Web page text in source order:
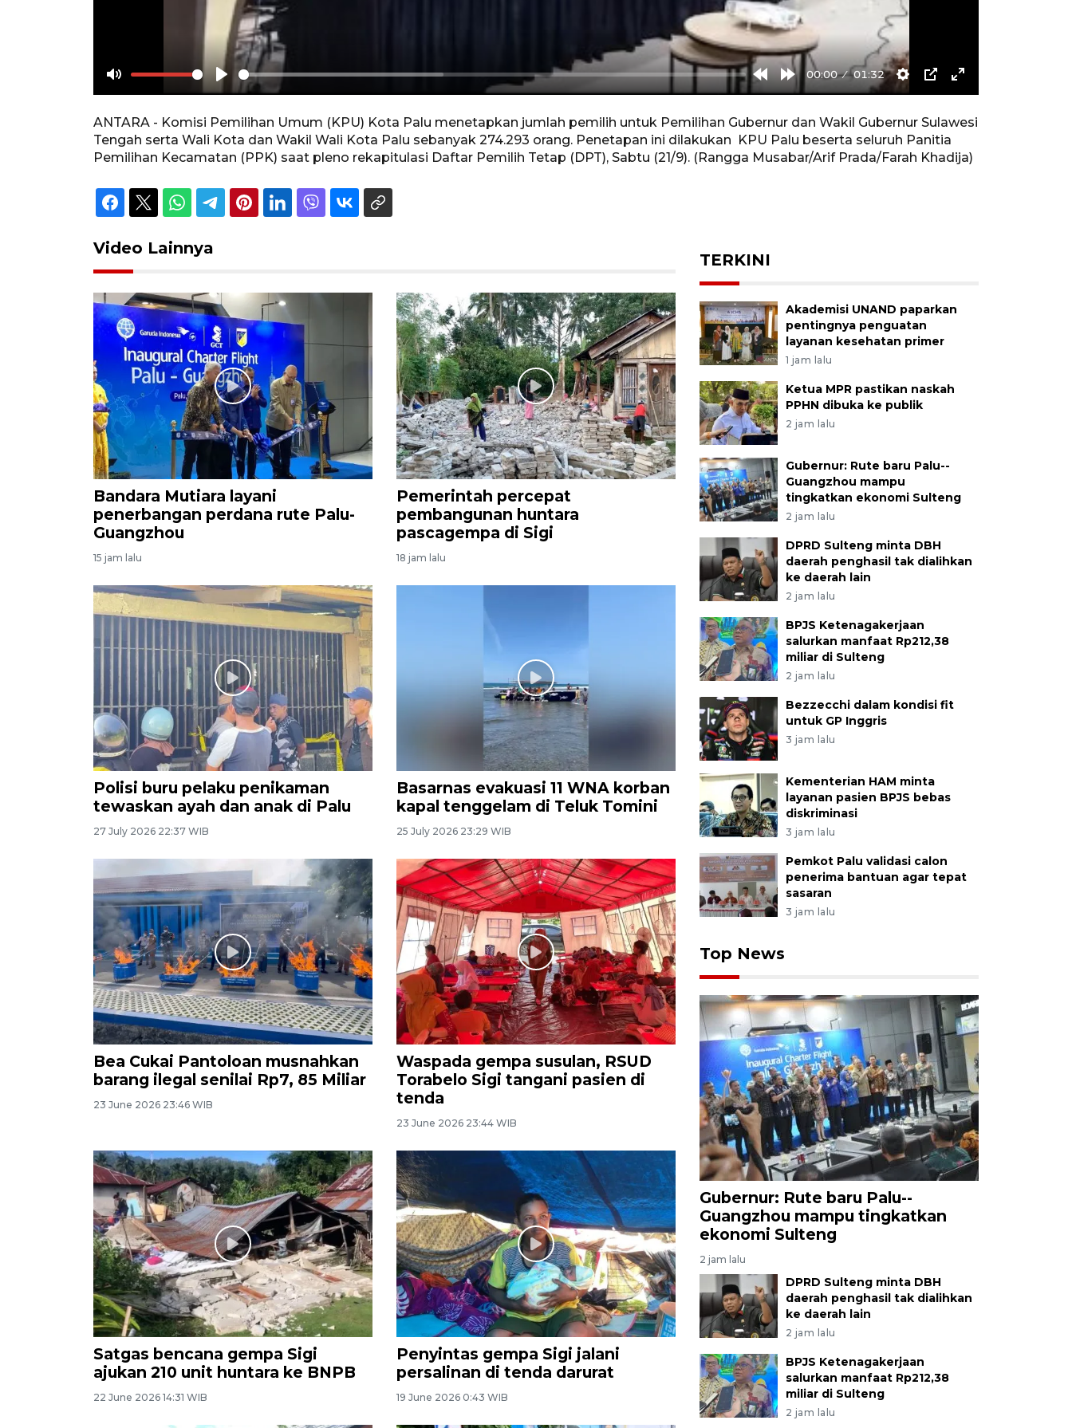
Mute Play
RewindForward
10s
00:00 01:32
Settings
PIP Enter
fullscreen
ANTARA - Komisi Pemilihan Umum (KPU) Kota Palu menetapkan jumlah pemilih untuk Pemilihan Gubernur dan Wakil Gubernur Sulawesi
Tengah serta Wali Kota dan Wakil Wali Kota Palu sebanyak 274.293 orang. Penetapan ini dilakukan KPU Palu beserta seluruh Panitia
Pemilihan Kecamatan (PPK) saat pleno rekapitulasi Daftar Pemilih Tetap (DPT), Sabtu (21/9). (Rangga Musabar/Arif Prada/Farah Khadija)
Video Lainnya
Bandara Mutiara layani
penerbangan perdana rute Palu-
Guangzhou
15 jam lalu
Pemerintah percepat
pembangunan huntara
pascagempa di Sigi
18 jam lalu
Polisi buru pelaku penikaman
tewaskan ayah dan anak di Palu
27 July 2026 22:37 WIB
Basarnas evakuasi 11 WNA korban
kapal tenggelam di Teluk Tomini
25 July 2026 23:29 WIB
Bea Cukai Pantoloan musnahkan
barang ilegal senilai Rp7, 85 Miliar
23 June 2026 23:46 WIB
Waspada gempa susulan, RSUD
Torabelo Sigi tangani pasien di
tenda
23 June 2026 23:44 WIB
Satgas bencana gempa Sigi
ajukan 210 unit huntara ke BNPB
22 June 2026 14:31 WIB
Penyintas gempa Sigi jalani
persalinan di tenda darurat
19 June 2026 0:43 WIB
TERKINI
Akademisi UNAND paparkan
pentingnya penguatan
layanan kesehatan primer
1 jam lalu
Ketua MPR pastikan naskah
PPHN dibuka ke publik
2 jam lalu
Gubernur: Rute baru Palu--
Guangzhou mampu
tingkatkan ekonomi Sulteng
2 jam lalu
DPRD Sulteng minta DBH
daerah penghasil tak dialihkan
ke daerah lain
2 jam lalu
BPJS Ketenagakerjaan
salurkan manfaat Rp212,38
miliar di Sulteng
2 jam lalu
Bezzecchi dalam kondisi fit
untuk GP Inggris
3 jam lalu
Kementerian HAM minta
layanan pasien BPJS bebas
diskriminasi
3 jam lalu
Pemkot Palu validasi calon
penerima bantuan agar tepat
sasaran
3 jam lalu
Top News
Gubernur: Rute baru Palu--
Guangzhou mampu tingkatkan
ekonomi Sulteng
2 jam lalu
DPRD Sulteng minta DBH
daerah penghasil tak dialihkan
ke daerah lain
2 jam lalu
BPJS Ketenagakerjaan
salurkan manfaat Rp212,38
miliar di Sulteng
2 jam lalu